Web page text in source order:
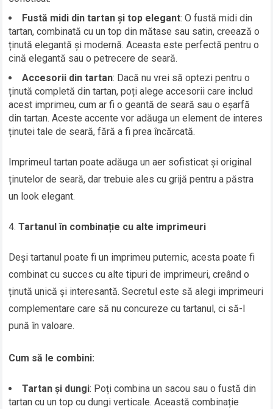
Fustă midi din tartan și top elegant: O fustă midi din
tartan, combinată cu un top din mătase sau satin, creează o
ținută elegantă și modernă. Aceasta este perfectă pentru o
cină elegantă sau o petrecere de seară.
Accesorii din tartan: Dacă nu vrei să optezi pentru o
ținută completă din tartan, poți alege accesorii care includ
acest imprimeu, cum ar fi o geantă de seară sau o eșarfă
din tartan. Aceste accente vor adăuga un element de interes
ținutei tale de seară, fără a fi prea încărcată.
Imprimeul tartan poate adăuga un aer sofisticat și original
ținutelor de seară, dar trebuie ales cu grijă pentru a păstra
un look elegant.
Tartanul în combinație cu alte imprimeuri
Deși tartanul poate fi un imprimeu puternic, acesta poate fi
combinat cu succes cu alte tipuri de imprimeuri, creând o
ținută unică și interesantă. Secretul este să alegi imprimeuri
complementare care să nu concureze cu tartanul, ci să-l
pună în valoare.
Cum să le combini:
Tartan și dungi: Poți combina un sacou sau o fustă din
tartan cu un top cu dungi verticale. Această combinație